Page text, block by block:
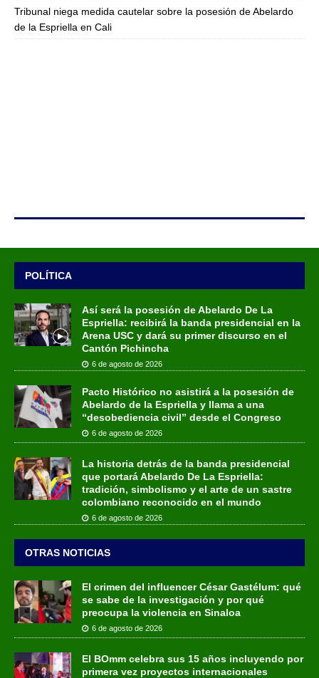
Tribunal niega medida cautelar sobre la posesión de Abelardo
de la Espriella en Cali
POLÍTICA
Así será la posesión de Abelardo De La
Espriella: recibirá la banda presidencial en la
Arena USC y dará su primer discurso en el
Cantón Pichincha
6 de agosto de 2026
Pacto Histórico no asistirá a la posesión de
Abelardo de la Espriella y llama a una
“desobediencia civil” desde el Congreso
6 de agosto de 2026
La historia detrás de la banda presidencial
que portará Abelardo De La Espriella:
tradición, simbolismo y el arte de un sastre
colombiano reconocido en el mundo
6 de agosto de 2026
OTRAS NOTICIAS
El crimen del influencer César Gastélum: qué
se sabe de la investigación y por qué
preocupa la violencia en Sinaloa
6 de agosto de 2026
El BOmm celebra sus 15 años incluyendo por
primera vez proyectos internacionales